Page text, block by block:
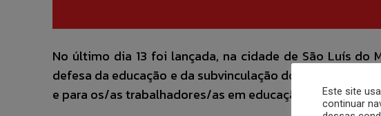
No último dia 13 foi lançada, na cidade de São Luís do
defesa da educação e da subvinculação dos recursos
e para os/as trabalhadores/as em educação.
Este site
continuar